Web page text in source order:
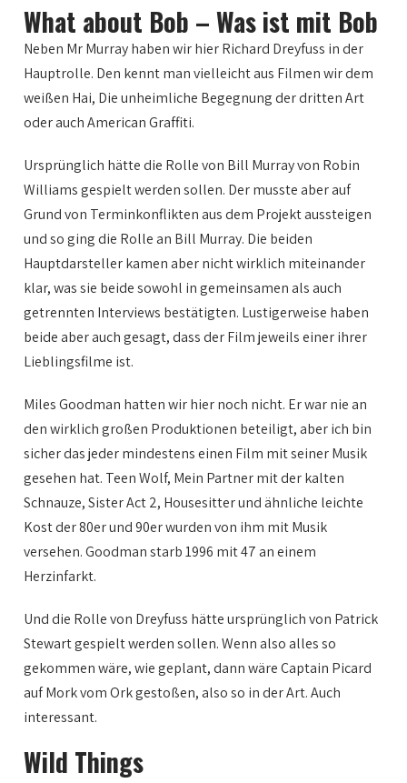
What about Bob – Was ist mit Bob
Neben Mr Murray haben wir hier Richard Dreyfuss in der
Hauptrolle. Den kennt man vielleicht aus Filmen wir dem
weißen Hai, Die unheimliche Begegnung der dritten Art
oder auch American Graffiti.
Ursprünglich hätte die Rolle von Bill Murray von Robin
Williams gespielt werden sollen. Der musste aber auf
Grund von Terminkonflikten aus dem Projekt aussteigen
und so ging die Rolle an Bill Murray. Die beiden
Hauptdarsteller kamen aber nicht wirklich miteinander
klar, was sie beide sowohl in gemeinsamen als auch
getrennten Interviews bestätigten. Lustigerweise haben
beide aber auch gesagt, dass der Film jeweils einer ihrer
Lieblingsfilme ist.
Miles Goodman hatten wir hier noch nicht. Er war nie an
den wirklich großen Produktionen beteiligt, aber ich bin
sicher das jeder mindestens einen Film mit seiner Musik
gesehen hat. Teen Wolf, Mein Partner mit der kalten
Schnauze, Sister Act 2, Housesitter und ähnliche leichte
Kost der 80er und 90er wurden von ihm mit Musik
versehen. Goodman starb 1996 mit 47 an einem
Herzinfarkt.
Und die Rolle von Dreyfuss hätte ursprünglich von Patrick
Stewart gespielt werden sollen. Wenn also alles so
gekommen wäre, wie geplant, dann wäre Captain Picard
auf Mork vom Ork gestoßen, also so in der Art. Auch
interessant.
Wild Things